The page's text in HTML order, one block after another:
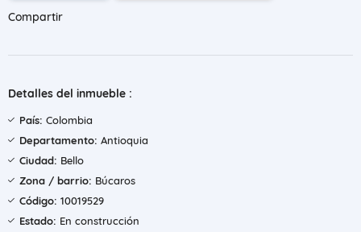
Compartir
Detalles del inmueble :
País: Colombia
Departamento: Antioquia
Ciudad: Bello
Zona / barrio: Búcaros
Código: 10019529
Estado: En construcción